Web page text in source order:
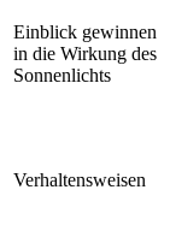
Einblick gewinnen
in die Wirkung des
Sonnenlichts
Verhaltensweisen